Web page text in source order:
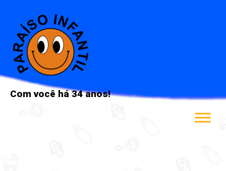
conteúdo
Com você há 34 anos!